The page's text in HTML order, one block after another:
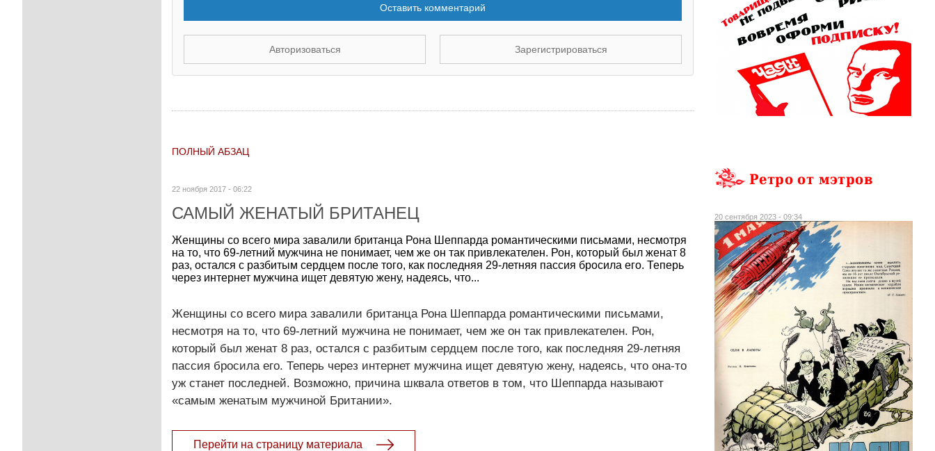
Оставить комментарий
Авторизоваться Зарегистрироваться
ПОЛНЫЙ АБЗАЦ
22 ноября 2017 - 06:22
САМЫЙ ЖЕНАТЫЙ БРИТАНЕЦ
Женщины со всего мира завалили британца Рона Шеппарда романтическими письмами, несмотря
на то, что 69-летний мужчина не понимает, чем же он так привлекателен. Рон, который был женат 8
раз, остался с разбитым сердцем после того, как последняя 29-летняя пассия бросила его. Теперь
через интернет мужчина ищет девятую жену, надеясь, что...
Женщины со всего мира завалили британца Рона Шеппарда романтическими письмами,
несмотря на то, что 69-летний мужчина не понимает, чем же он так привлекателен. Рон,
который был женат 8 раз, остался с разбитым сердцем после того, как последняя 29-летняя
пассия бросила его. Теперь через интернет мужчина ищет девятую жену, надеясь, что она-то
уж станет последней. Возможно, причина шквала ответов в том, что Шеппарда называют
«самым женатым мужчиной Британии».
Перейти на страницу материала
Ретро от мэтров
20 сентября 2023 - 09:34